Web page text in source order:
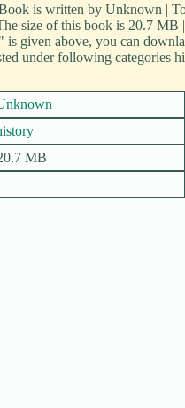
is written by Unknown |
size of this book is 20.7 MB
given above, you can
under following categories
MB